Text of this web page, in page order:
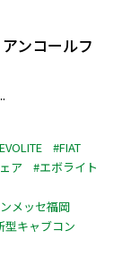
ンコールフ
#FIAT
ア
#エボライト
メッセ福岡
型キャブコン